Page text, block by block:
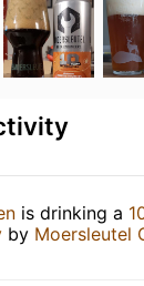
is drinking a
by Moersleutel